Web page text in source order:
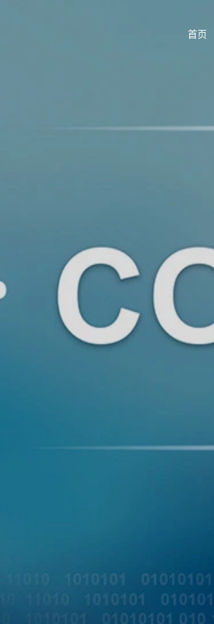
首页